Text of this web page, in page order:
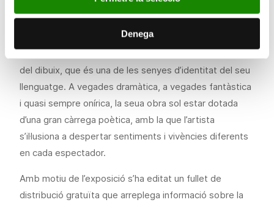
Denega
paper el dibuix en les seues obres, el seu treball va
experimentant una gradual transició cap a una
abstracció pictòrica en què la matèria també cobra
significat; tot això sense renunciar a la línia expressiva
del dibuix, que és una de les senyes d’identitat del seu
llenguatge. A vegades dramàtica, a vegades fantàstica
i quasi sempre onírica, la seua obra sol estar dotada
d’una gran càrrega poètica, amb la que l’artista
s’il·lusiona a despertar sentiments i vivències diferents
en cada espectador.
Amb motiu de l’exposició s’ha editat un fullet de
distribució gratuïta que arreplega informació sobre la